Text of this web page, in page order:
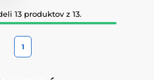
13 produktov z 13.
1